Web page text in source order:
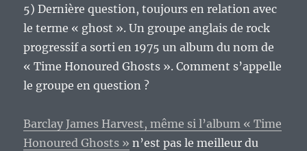
5) Dernière question, toujours en relation avec
le terme « ghost ». Un groupe anglais de rock
progressif a sorti en 1975 un album du nom de
« Time Honoured Ghosts ». Comment s’appelle
le groupe en question ?
Barclay James Harvest, même si l’album « Time
Honoured Ghosts » n’est pas le meilleur du